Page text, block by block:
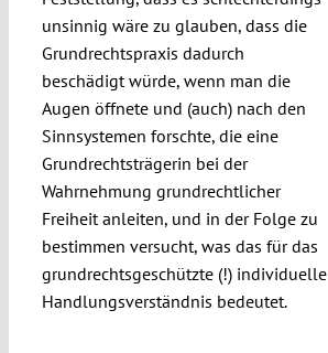
unsinnig wäre zu glauben, dass die
Grundrechtspraxis dadurch
beschädigt würde, wenn man die
Augen öffnete und (auch) nach den
Sinnsystemen forschte, die eine
Grundrechtsträgerin bei der
Wahrnehmung grundrechtlicher
Freiheit anleiten, und in der Folge zu
bestimmen versucht, was das für das
grundrechtsgeschützte (!) individuelle
Handlungsverständnis bedeutet.